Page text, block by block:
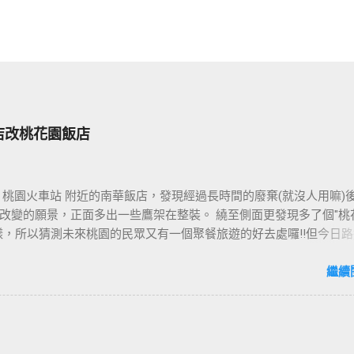
桃花園飯店
園火車站 附近的南華飯店，發現經過長時間的廢棄(就沒人用嘛)
變的願景，正面多出一些鷹架在整裝。 繞至側面更發現多了個"桃
，所以猜測未來桃園的民眾又有一個聚餐旅遊的好去處囉!!但今日
繼續